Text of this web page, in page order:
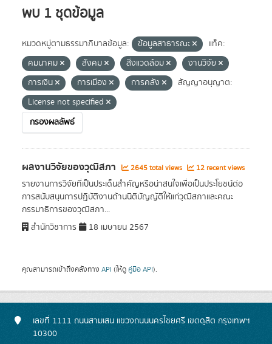
พบ 1 ชุดข้อมูล
หมวดหมู่ตามธรรมาภิบาลข้อมูล: ข้อมูลสาธารณะ
แท็ค:
คมนาคม
สังคม สิ่งแวดล้อม
งานวิจัย
การเงิน
การเมือง การคลัง
สัญญาอนุญาต:
License not specified
กรองผลลัพธ์
ผลงานวิจัยของวุฒิสภา 2645 total views 12 recent views
รายงานการวิจัยที่เป็นประเด็นสำคัญหรือน่าสนใจเพื่อเป็นประโยชน์ต่อ
การสนับสนุนการปฏิบัติงานด้านนิติบัญญัติให้แก่วุฒิสภาและคณะ
กรรมาธิการของวุฒิสภา...
สำนักวิชาการ
18 เมษายน 2567
คุณสามารถเข้าถึงคลังทาง API (ให้ดู คู่มือ API).
เลขที่ 1111 ถนนสามเสน แขวงถนนนครไชยศรี เขตดุสิต กรุงเทพฯ
10300